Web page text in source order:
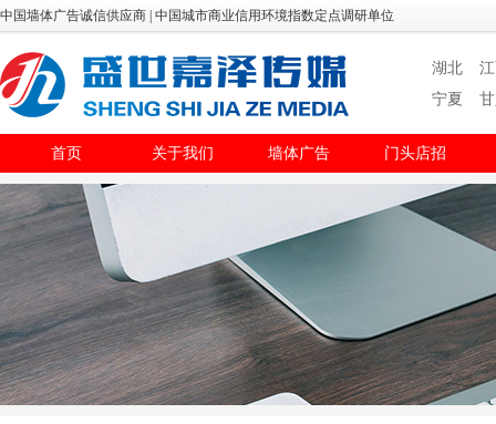
中国墙体广告诚信供应商 | 中国城市商业信用环境指数定点调研单位
湖北
宁夏
首页 关于我们 墙体广告 门头店招